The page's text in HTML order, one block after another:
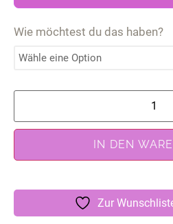
Wie möchtest du das haben?
IN DEN
Zur